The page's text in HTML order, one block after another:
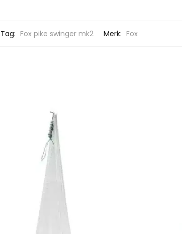
Tag: Fox pike swinger mk2 Merk: Fox